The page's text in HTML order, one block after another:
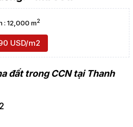
: 12,000 m2
USD/m2
đất trong CCN tại Thanh